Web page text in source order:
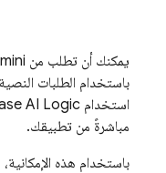
يمكنك أن تطلب من
باستخدام الطلبات
استخدام AI Logic
مباشرةً من تطبيقك.
باستخدام هذه